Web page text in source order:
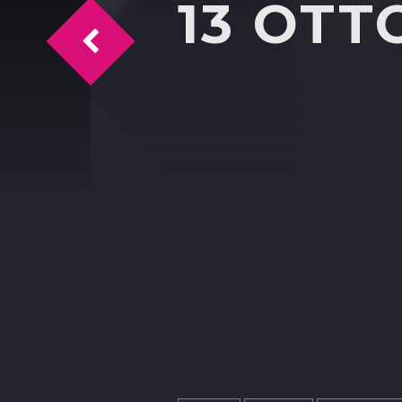
13
Sanità Siciliana: la situazione attuale